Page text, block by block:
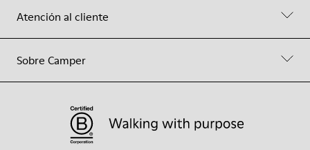
Atención al cliente
Sobre Camper